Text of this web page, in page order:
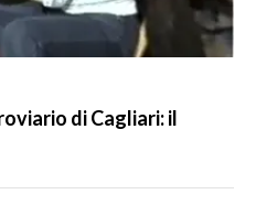
di Cagliari: il